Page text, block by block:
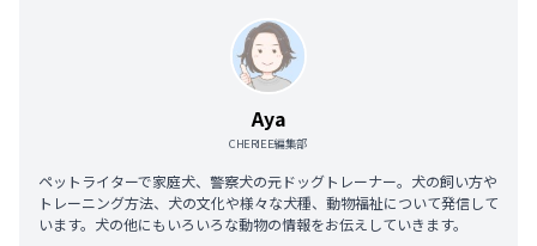
Aya
CHERIEE編集部
ペットライターで家庭犬、警察犬の元ドッグトレーナー。犬の飼い方や
トレーニング方法、犬の文化や様々な犬種、動物福祉について発信して
います。犬の他にもいろいろな動物の情報をお伝えしていきます。